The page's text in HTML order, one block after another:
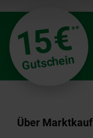
15€**
Gutschein
Über Marktkauf